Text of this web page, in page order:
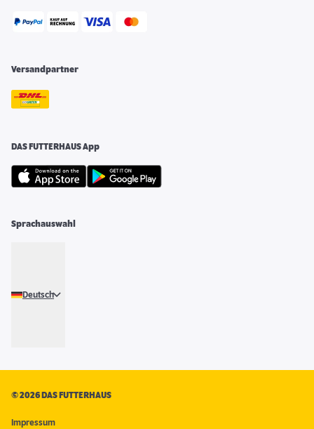
Versandpartner
DAS FUTTERHAUS App
Sprachauswahl
Deutsch
©2026 DAS FUTTERHAUS
Impressum